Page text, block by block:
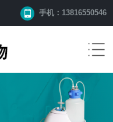
手机：13816550546